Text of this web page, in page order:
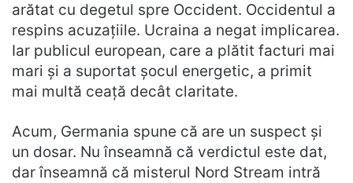
arătat cu degetul spre Occident. Occidentul a
respins acuzațiile. Ucraina a negat implicarea.
Iar publicul european, care a plătit facturi mai
mari și a suportat șocul energetic, a primit
mai multă ceață decât claritate.
Acum, Germania spune că are un suspect și
un dosar. Nu înseamnă că verdictul este dat,
dar înseamnă că misterul Nord Stream intră